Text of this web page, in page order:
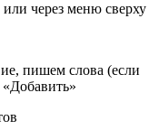
через меню сверху
пишем слова (если